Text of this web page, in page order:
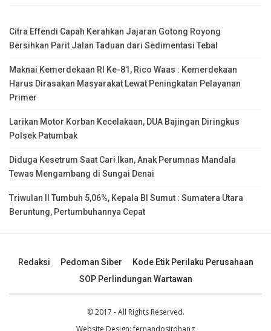
Citra Effendi Capah Kerahkan Jajaran Gotong Royong
Bersihkan Parit Jalan Taduan dari Sedimentasi Tebal
Maknai Kemerdekaan RI Ke-81, Rico Waas : Kemerdekaan
Harus Dirasakan Masyarakat Lewat Peningkatan Pelayanan
Primer
Larikan Motor Korban Kecelakaan, DUA Bajingan Diringkus
Polsek Patumbak
Diduga Kesetrum Saat Cari Ikan, Anak Perumnas Mandala
Tewas Mengambang di Sungai Denai
Triwulan II Tumbuh 5,06%, Kepala BI Sumut : Sumatera Utara
Beruntung, Pertumbuhannya Cepat
Redaksi Pedoman Siber
Kode Etik Perilaku Perusahaan
SOP Perlindungan Wartawan
© 2017 - All Rights Reserved.
Website Design:fernandositohang